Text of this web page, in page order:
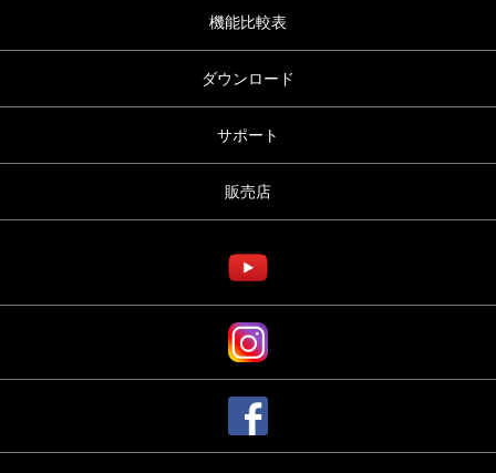
機能比較表
ダウンロード
サポート
販売店